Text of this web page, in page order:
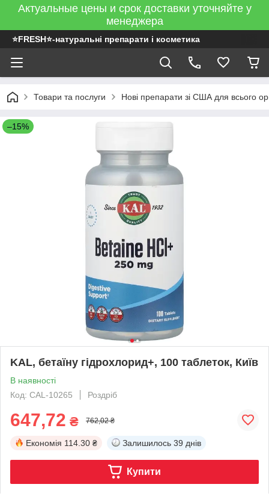
Актуальные цены и срок доставки уточняйте у
менеджера
⭐FRESH⭐-натуральні препарати і косметика
Товари та послуги Нові препарати зі США для всього
–15%
KAL, бетаїну гідрохлорид+, 100 таблеток, Київ
В наявності
Код: CAL-10265
Роздріб
647,72 ₴ 762,02 ₴
Економія 114.30 ₴ Залишилось 39 днів
Купити